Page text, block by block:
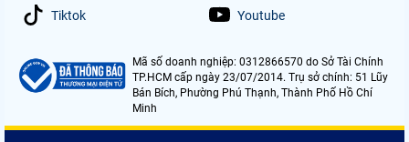
Tiktok Youtube
Mã số doanh nghiệp: 0312866570 do Sở Tài Chính
TP.HCM cấp ngày 23/07/2014. Trụ sở chính: 51 Lũy
Bán Bích, Phường Phú Thạnh, Thành Phố Hồ Chí
Minh